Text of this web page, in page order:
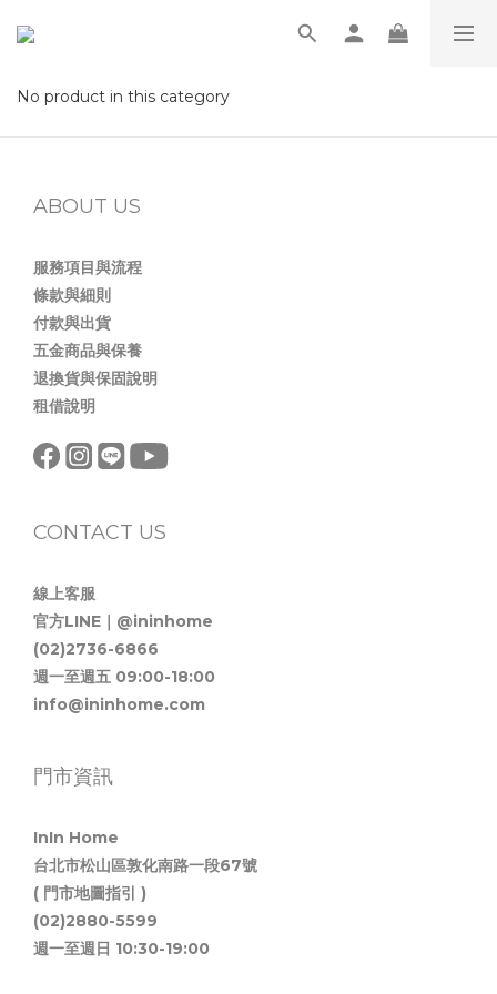
No product in this category
ABOUT US
服務項目與流程
條款與細則
付款與出貨
五金商品與保養
退換貨與保固說明
租借說明
CONTACT US
線上客服
官方LINE｜@ininhome
(02)2736-6866
週一至週五 09:00-18:00
info@ininhome.com
門市資訊
InIn Home
台北市松山區敦化南路一段67號
( 門市地圖指引 )
(02)2880-5599
週一至週日 10:30-19:00